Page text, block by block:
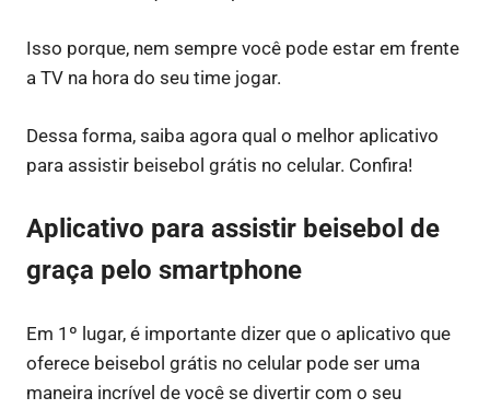
Isso porque, nem sempre você pode estar em frente
a TV na hora do seu time jogar.
Dessa forma, saiba agora qual o melhor aplicativo
para assistir beisebol grátis no celular. Confira!
Aplicativo para assistir beisebol de
graça pelo smartphone
Em 1º lugar, é importante dizer que o aplicativo que
oferece beisebol grátis no celular pode ser uma
maneira incrível de você se divertir com o seu